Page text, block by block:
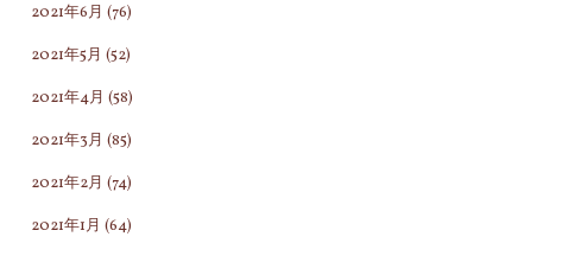
2021年6月 (76)
2021年5月 (52)
2021年4月 (58)
2021年3月 (85)
2021年2月 (74)
2021年1月 (64)